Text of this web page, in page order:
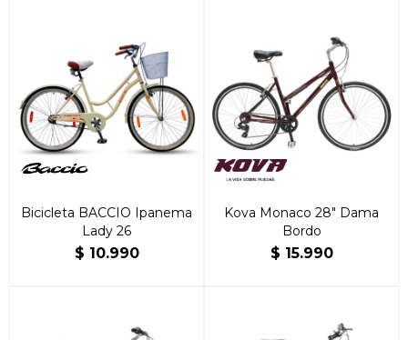
Bicicleta BACCIO Ipanema
Lady 26
$ 10.990
Kova Monaco 28″ Dama
Bordo
$ 15.990